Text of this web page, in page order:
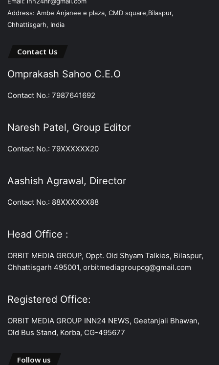
Address: Ambe Anjanee e plaza, CMD square,Bilaspur,
Chhattisgarh, India
Contact Us
Omprakash Sahoo C.E.O
Contact No.: 7987641692
Naresh Patel, Group Editor
Contact No.: 79XXXXXX20
Aashish Agrawal, Director
Contact No.: 88XXXXXX88
Head Office :
ORBIT MEDIA GROUP, Oppt. Old Shyam Talkies, Bilaspur,
Chhattisgarh 495001, orbitmediagroupcg@gmail.com
Registered Office:
ORBIT MEDIA GROUP INN24 NEWS, Geetanjali Bhawan,
Old Bus Stand, Korba, CG-495677
Follow us